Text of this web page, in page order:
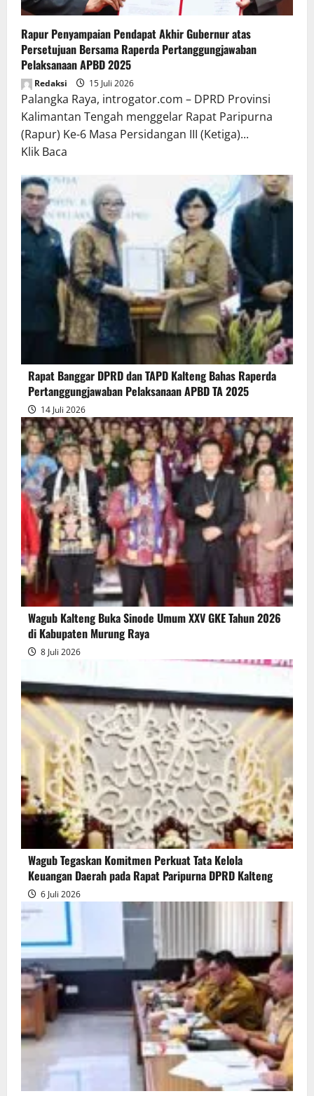
Rapur Penyampaian Pendapat Akhir Gubernur atas
Persetujuan Bersama Raperda Pertanggungjawaban
Pelaksanaan APBD 2025
Redaksi 15 Juli 2026
Palangka Raya, introgator.com – DPRD Provinsi
Kalimantan Tengah menggelar Rapat Paripurna
(Rapur) Ke-6 Masa Persidangan III (Ketiga)...
Klik Baca
about
Rapur
Penyampaian
Pendapat
Akhir
Gubernur
atas
Persetujuan
Bersama
Raperda
Pertanggungjawaban
Pelaksanaan
APBD
2025
Rapat Banggar DPRD dan TAPD Kalteng Bahas Raperda
Pertanggungjawaban Pelaksanaan APBD TA 2025
14 Juli 2026
Wagub Kalteng Buka Sinode Umum XXV GKE Tahun 2026
di Kabupaten Murung Raya
8 Juli 2026
Wagub Tegaskan Komitmen Perkuat Tata Kelola
Keuangan Daerah pada Rapat Paripurna DPRD Kalteng
6 Juli 2026